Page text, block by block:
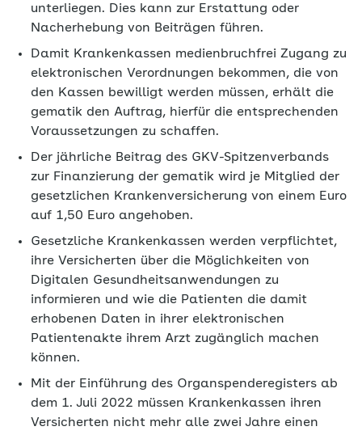
unterliegen. Dies kann zur Erstattung oder
Nacherhebung von Beiträgen führen.
Damit Krankenkassen medienbruchfrei Zugang zu
elektronischen Verordnungen bekommen, die von
den Kassen bewilligt werden müssen, erhält die
gematik den Auftrag, hierfür die entsprechenden
Voraussetzungen zu schaffen.
Der jährliche Beitrag des GKV-Spitzenverbands
zur Finanzierung der gematik wird je Mitglied der
gesetzlichen Krankenversicherung von einem Euro
auf 1,50 Euro angehoben.
Gesetzliche Krankenkassen werden verpflichtet,
ihre Versicherten über die Möglichkeiten von
Digitalen Gesundheitsanwendungen zu
informieren und wie die Patienten die damit
erhobenen Daten in ihrer elektronischen
Patientenakte ihrem Arzt zugänglich machen
können.
Mit der Einführung des Organspenderegisters ab
dem 1. Juli 2022 müssen Krankenkassen ihren
Versicherten nicht mehr alle zwei Jahre einen